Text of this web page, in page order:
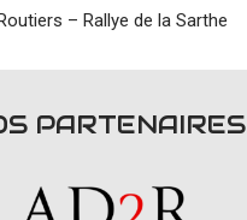
– Rallye de la Sarthe
PARTENAIRES